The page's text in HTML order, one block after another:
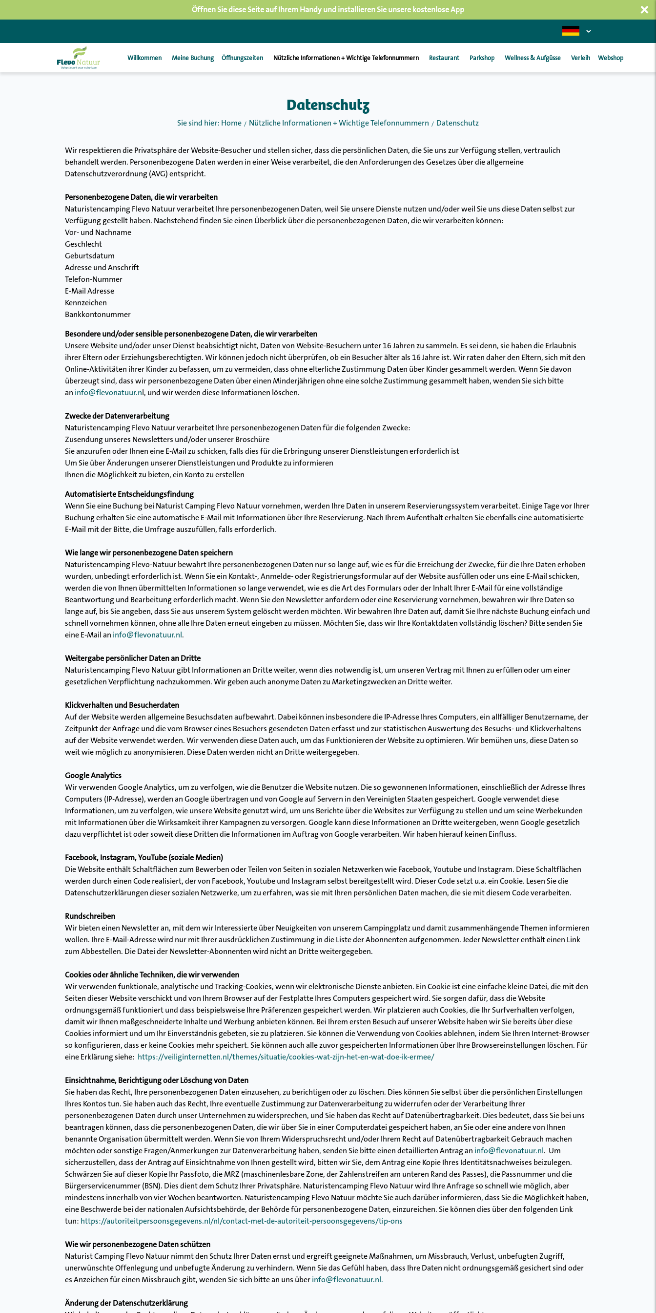
Öffnen Sie diese Seite auf Ihrem Handy und installieren Sie unsere kostenlose App ×
Willkommen Meine Buchung Öffnungszeiten Nützliche Informationen + Wichtige Telefonnummern Restaurant Parkshop Wellness & Aufgüsse Verleih Webshop
Datenschutz
Sie sind hier: Home Nützliche Informationen + Wichtige Telefonnummern Datenschutz
Wir respektieren die Privatsphäre der Website-Besucher und stellen sicher, dass die persönlichen Daten, die Sie uns zur Verfügung stellen, vertraulich
behandelt werden. Personenbezogene Daten werden in einer Weise verarbeitet, die den Anforderungen des Gesetzes über die allgemeine
Datenschutzverordnung (AVG) entspricht.
Personenbezogene Daten, die wir verarbeiten
Naturistencamping Flevo Natuur verarbeitet Ihre personenbezogenen Daten, weil Sie unsere Dienste nutzen und/oder weil Sie uns diese Daten selbst zur
Verfügung gestellt haben. Nachstehend finden Sie einen Überblick über die personenbezogenen Daten, die wir verarbeiten können:
Vor- und Nachname
Geschlecht
Geburtsdatum
Adresse und Anschrift
Telefon-Nummer
E-Mail Adresse
Kennzeichen
Bankkontonummer
Besondere und/oder sensible personenbezogene Daten, die wir verarbeiten
Unsere Website und/oder unser Dienst beabsichtigt nicht, Daten von Website-Besuchern unter 16 Jahren zu sammeln. Es sei denn, sie haben die Erlaubnis
ihrer Eltern oder Erziehungsberechtigten. Wir können jedoch nicht überprüfen, ob ein Besucher älter als 16 Jahre ist. Wir raten daher den Eltern, sich mit den
Online-Aktivitäten ihrer Kinder zu befassen, um zu vermeiden, dass ohne elterliche Zustimmung Daten über Kinder gesammelt werden. Wenn Sie davon
überzeugt sind, dass wir personenbezogene Daten über einen Minderjährigen ohne eine solche Zustimmung gesammelt haben, wenden Sie sich bitte
an info@flevonatuur.n l, und wir werden diese Informationen löschen.
Zwecke der Datenverarbeitung
Naturistencamping Flevo Natuur verarbeitet Ihre personenbezogenen Daten für die folgenden Zwecke:
Zusendung unseres Newsletters und/oder unserer Broschüre
Sie anzurufen oder Ihnen eine E-Mail zu schicken, falls dies für die Erbringung unserer Dienstleistungen erforderlich ist
Um Sie über Änderungen unserer Dienstleistungen und Produkte zu informieren
Ihnen die Möglichkeit zu bieten, ein Konto zu erstellen
Automatisierte Entscheidungsfindung
Wenn Sie eine Buchung bei Naturist Camping Flevo Natuur vornehmen, werden Ihre Daten in unserem Reservierungssystem verarbeitet. Einige Tage vor Ihrer
Buchung erhalten Sie eine automatische E-Mail mit Informationen über Ihre Reservierung. Nach Ihrem Aufenthalt erhalten Sie ebenfalls eine automatisierte
E-Mail mit der Bitte, die Umfrage auszufüllen, falls erforderlich.
Wie lange wir personenbezogene Daten speichern
Naturistencamping Flevo-Natuur bewahrt Ihre personenbezogenen Daten nur so lange auf, wie es für die Erreichung der Zwecke, für die Ihre Daten erhoben
wurden, unbedingt erforderlich ist. Wenn Sie ein Kontakt-, Anmelde- oder Registrierungsformular auf der Website ausfüllen oder uns eine E-Mail schicken,
werden die von Ihnen übermittelten Informationen so lange verwendet, wie es die Art des Formulars oder der Inhalt Ihrer E-Mail für eine vollständige
Beantwortung und Bearbeitung erforderlich macht. Wenn Sie den Newsletter anfordern oder eine Reservierung vornehmen, bewahren wir Ihre Daten so
lange auf, bis Sie angeben, dass Sie aus unserem System gelöscht werden möchten. Wir bewahren Ihre Daten auf, damit Sie Ihre nächste Buchung einfach und
schnell vornehmen können, ohne alle Ihre Daten erneut eingeben zu müssen. Möchten Sie, dass wir Ihre Kontaktdaten vollständig löschen? Bitte senden Sie
eine E-Mail an info@flevonatuur.nl .
Weitergabe persönlicher Daten an Dritte
Naturistencamping Flevo Natuur gibt Informationen an Dritte weiter, wenn dies notwendig ist, um unseren Vertrag mit Ihnen zu erfüllen oder um einer
gesetzlichen Verpflichtung nachzukommen. Wir geben auch anonyme Daten zu Marketingzwecken an Dritte weiter.
Klickverhalten und Besucherdaten
Auf der Website werden allgemeine Besuchsdaten aufbewahrt. Dabei können insbesondere die IP-Adresse Ihres Computers, ein allfälliger Benutzername, der
Zeitpunkt der Anfrage und die vom Browser eines Besuchers gesendeten Daten erfasst und zur statistischen Auswertung des Besuchs- und Klickverhaltens
auf der Website verwendet werden. Wir verwenden diese Daten auch, um das Funktionieren der Website zu optimieren. Wir bemühen uns, diese Daten so
weit wie möglich zu anonymisieren. Diese Daten werden nicht an Dritte weitergegeben.
Google Analytics
Wir verwenden Google Analytics, um zu verfolgen, wie die Benutzer die Website nutzen. Die so gewonnenen Informationen, einschließlich der Adresse Ihres
Computers (IP-Adresse), werden an Google übertragen und von Google auf Servern in den Vereinigten Staaten gespeichert. Google verwendet diese
Informationen, um zu verfolgen, wie unsere Website genutzt wird, um uns Berichte über die Websites zur Verfügung zu stellen und um seine Werbekunden
mit Informationen über die Wirksamkeit ihrer Kampagnen zu versorgen. Google kann diese Informationen an Dritte weitergeben, wenn Google gesetzlich
dazu verpflichtet ist oder soweit diese Dritten die Informationen im Auftrag von Google verarbeiten. Wir haben hierauf keinen Einfluss.
Facebook, Instagram, YouTube (soziale Medien)
Die Website enthält Schaltflächen zum Bewerben oder Teilen von Seiten in sozialen Netzwerken wie Facebook, Youtube und Instagram. Diese Schaltflächen
werden durch einen Code realisiert, der von Facebook, Youtube und Instagram selbst bereitgestellt wird. Dieser Code setzt u.a. ein Cookie. Lesen Sie die
Datenschutzerklärungen dieser sozialen Netzwerke, um zu erfahren, was sie mit Ihren persönlichen Daten machen, die sie mit diesem Code verarbeiten.
Rundschreiben
Wir bieten einen Newsletter an, mit dem wir Interessierte über Neuigkeiten von unserem Campingplatz und damit zusammenhängende Themen informieren
wollen. Ihre E-Mail-Adresse wird nur mit Ihrer ausdrücklichen Zustimmung in die Liste der Abonnenten aufgenommen. Jeder Newsletter enthält einen Link
zum Abbestellen. Die Datei der Newsletter-Abonnenten wird nicht an Dritte weitergegeben.
Cookies oder ähnliche Techniken, die wir verwenden
Wir verwenden funktionale, analytische und Tracking-Cookies, wenn wir elektronische Dienste anbieten. Ein Cookie ist eine einfache kleine Datei, die mit den
Seiten dieser Website verschickt und von Ihrem Browser auf der Festplatte Ihres Computers gespeichert wird. Sie sorgen dafür, dass die Website
ordnungsgemäß funktioniert und dass beispielsweise Ihre Präferenzen gespeichert werden. Wir platzieren auch Cookies, die Ihr Surfverhalten verfolgen,
damit wir Ihnen maßgeschneiderte Inhalte und Werbung anbieten können. Bei Ihrem ersten Besuch auf unserer Website haben wir Sie bereits über diese
Cookies informiert und um Ihr Einverständnis gebeten, sie zu platzieren. Sie können die Verwendung von Cookies ablehnen, indem Sie Ihren Internet-Browser
so konfigurieren, dass er keine Cookies mehr speichert. Sie können auch alle zuvor gespeicherten Informationen über Ihre Browsereinstellungen löschen. Für
eine Erklärung siehe: https://veiliginternetten.nl/themes/situatie/cookies-wat-zijn-het-en-wat-doe-ik-ermee/
Einsichtnahme, Berichtigung oder Löschung von Daten
Sie haben das Recht, Ihre personenbezogenen Daten einzusehen, zu berichtigen oder zu löschen. Dies können Sie selbst über die persönlichen Einstellungen
Ihres Kontos tun. Sie haben auch das Recht, Ihre eventuelle Zustimmung zur Datenverarbeitung zu widerrufen oder der Verarbeitung Ihrer
personenbezogenen Daten durch unser Unternehmen zu widersprechen, und Sie haben das Recht auf Datenübertragbarkeit. Dies bedeutet, dass Sie bei uns
beantragen können, dass die personenbezogenen Daten, die wir über Sie in einer Computerdatei gespeichert haben, an Sie oder eine andere von Ihnen
benannte Organisation übermittelt werden. Wenn Sie von Ihrem Widerspruchsrecht und/oder Ihrem Recht auf Datenübertragbarkeit Gebrauch machen
möchten oder sonstige Fragen/Anmerkungen zur Datenverarbeitung haben, senden Sie bitte einen detaillierten Antrag an info@flevonatuur.nl . Um
sicherzustellen, dass der Antrag auf Einsichtnahme von Ihnen gestellt wird, bitten wir Sie, dem Antrag eine Kopie Ihres Identitätsnachweises beizulegen.
Schwärzen Sie auf dieser Kopie Ihr Passfoto, die MRZ (maschinenlesbare Zone, der Zahlenstreifen am unteren Rand des Passes), die Passnummer und die
Bürgerservicenummer (BSN). Dies dient dem Schutz Ihrer Privatsphäre. Naturistencamping Flevo Natuur wird Ihre Anfrage so schnell wie möglich, aber
mindestens innerhalb von vier Wochen beantworten. Naturistencamping Flevo Natuur möchte Sie auch darüber informieren, dass Sie die Möglichkeit haben,
eine Beschwerde bei der nationalen Aufsichtsbehörde, der Behörde für personenbezogene Daten, einzureichen. Sie können dies über den folgenden Link
tun: https://autoriteitpersoonsgegevens.nl/nl/contact-met-de-autoriteit-persoonsgegevens/tip-ons
Wie wir personenbezogene Daten schützen
Naturist Camping Flevo Natuur nimmt den Schutz Ihrer Daten ernst und ergreift geeignete Maßnahmen, um Missbrauch, Verlust, unbefugten Zugriff,
unerwünschte Offenlegung und unbefugte Änderung zu verhindern. Wenn Sie das Gefühl haben, dass Ihre Daten nicht ordnungsgemäß gesichert sind oder
es Anzeichen für einen Missbrauch gibt, wenden Sie sich bitte an uns über info@flevonatuur.nl.
Änderung der Datenschutzerklärung